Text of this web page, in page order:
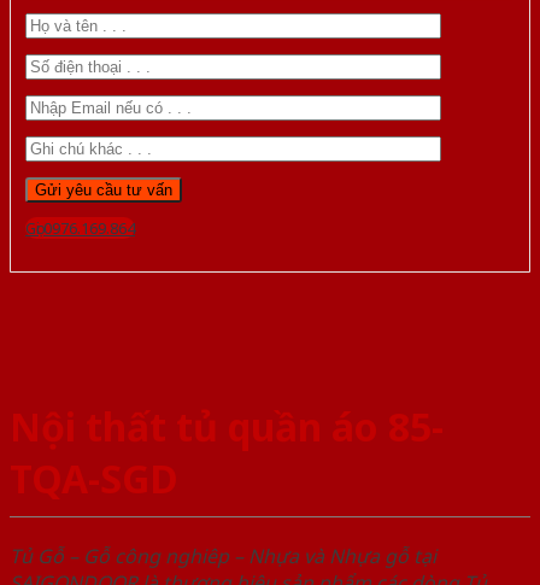
Gọi 0976.169.864
Nội thất tủ quần áo 85-
TQA-SGD
Tủ Gỗ – Gỗ công nghiêp – Nhựa và Nhựa gỗ tại